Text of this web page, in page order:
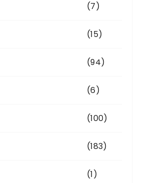
(7)
(15)
(94)
(6)
(100)
(183)
(1)